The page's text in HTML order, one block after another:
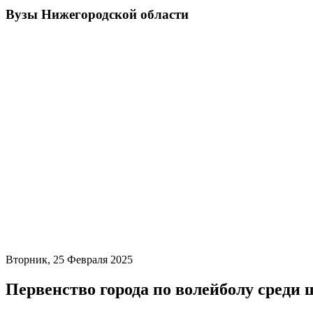
Вузы Нижегородской области
Вторник, 25 Февраля 2025
Первенство города по волейболу среди